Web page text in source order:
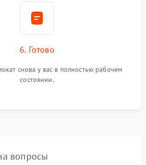
6. Готово
снова у вас в полностью рабочем
состоянии.
вопросы